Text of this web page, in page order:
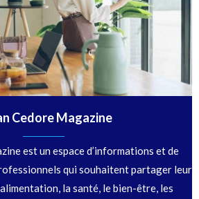
Cedore Magazine
est un espace d’informations et de
qui souhaitent partager leur
la santé, le bien-être, les